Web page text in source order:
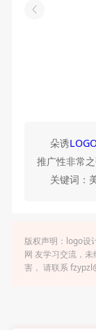
朵诱
推广性非常
关键词：
版权声明：logo设
网 友学习交流，
害， 请联系